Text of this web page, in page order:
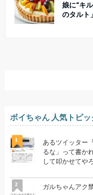
娘に“キ
のタルト
ボイちゃん 人気トピッ
1
あるツイッター
るな」って書か
して叩かせてや
2 ガルちゃんアク